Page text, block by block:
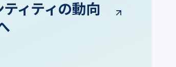
ィティの動向